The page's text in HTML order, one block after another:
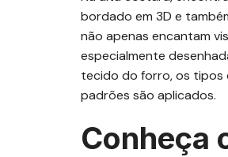
bordado em 3D e
não apenas encantam
especialmente
tecido do forro, os tipos
padrões são aplicados.
Conheça